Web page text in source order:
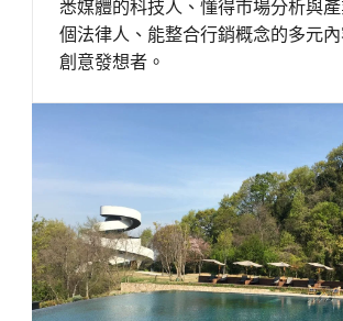
悉媒體的科技人、懂得市場分析與
個法律人、能整合行銷概念的多元
創意發想者。